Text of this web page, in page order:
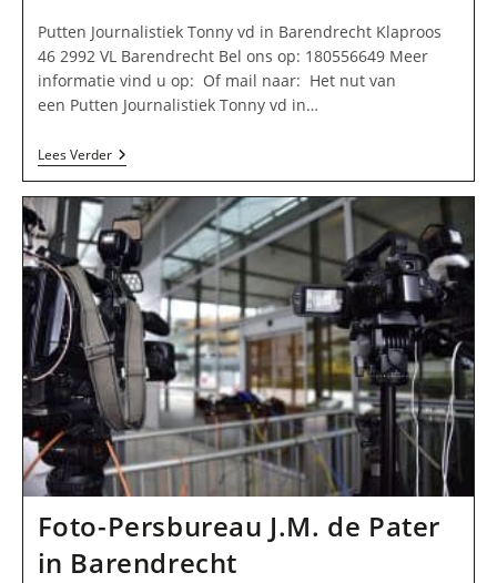
Putten Journalistiek Tonny vd in Barendrecht Klaproos
46 2992 VL Barendrecht Bel ons op: 180556649 Meer
informatie vind u op: Of mail naar: Het nut van
een Putten Journalistiek Tonny vd in…
Lees VerderPutten
Journalistiek
In
Barendrecht
Foto-Persbureau J.M. de Pater
in Barendrecht